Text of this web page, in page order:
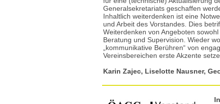
Generalsekretariats geschaffen
Inhaltlich weiterdenken ist eine
und Arbeit des Vorstandes. Dies
Weiterdenken von Angeboten
Beratung und Supervision. Wieder
„kommunikative Berühren“ von
Vereinsbereichen erste Akzente
Karin Zajec, Liselotte Nausner,